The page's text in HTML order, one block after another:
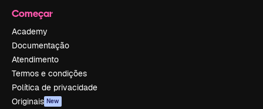
Começar
Academy
Documentação
Atendimento
Termos e condições
Política de privacidade
Originais New